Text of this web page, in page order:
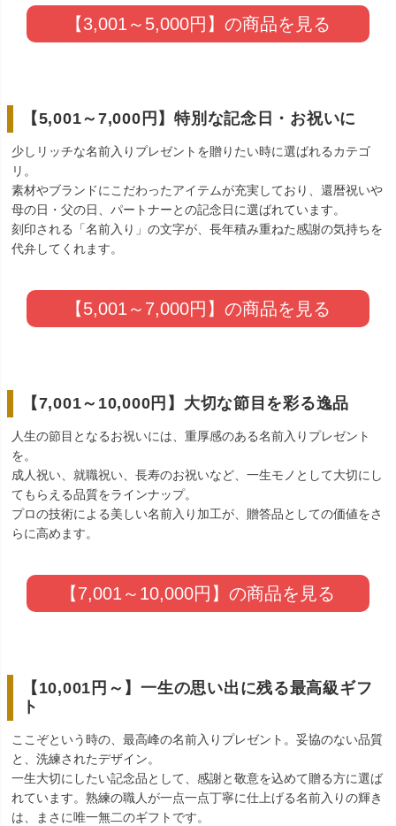
【3,001～5,000円】の商品を見る
【5,001～7,000円】特別な記念日・お祝いに
少しリッチな名前入りプレゼントを贈りたい時に選ばれるカテゴ
リ。
素材やブランドにこだわったアイテムが充実しており、還暦祝いや
母の日・父の日、パートナーとの記念日に選ばれています。
刻印される「名前入り」の文字が、長年積み重ねた感謝の気持ちを
代弁してくれます。
【5,001～7,000円】の商品を見る
【7,001～10,000円】大切な節目を彩る逸品
人生の節目となるお祝いには、重厚感のある名前入りプレゼント
を。
成人祝い、就職祝い、長寿のお祝いなど、一生モノとして大切にし
てもらえる品質をラインナップ。
プロの技術による美しい名前入り加工が、贈答品としての価値をさ
らに高めます。
【7,001～10,000円】の商品を見る
【10,001円～】一生の思い出に残る最高級ギフ
ト
ここぞという時の、最高峰の名前入りプレゼント。妥協のない品質
と、洗練されたデザイン。
一生大切にしたい記念品として、感謝と敬意を込めて贈る方に選ば
れています。熟練の職人が一点一点丁寧に仕上げる名前入りの輝き
は、まさに唯一無二のギフトです。